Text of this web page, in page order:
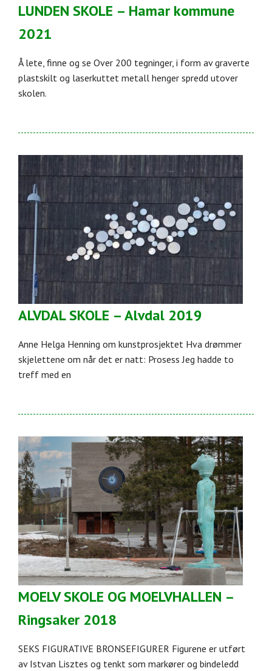
LUNDEN SKOLE – Hamar kommune
2021
Å lete, finne og se Over 200 tegninger, i form av graverte
plastskilt og laserkuttet metall henger spredd utover
skolen.
ALVDAL SKOLE – Alvdal 2019
Anne Helga Henning om kunstprosjektet Hva drømmer
skjelettene om når det er natt: Prosess Jeg hadde to
treff med en
MOELV SKOLE OG MOELVHALLEN –
Ringsaker 2018
SEKS FIGURATIVE BRONSEFIGURER Figurene er utført
av Istvan Lisztes og tenkt som markører og bindeledd